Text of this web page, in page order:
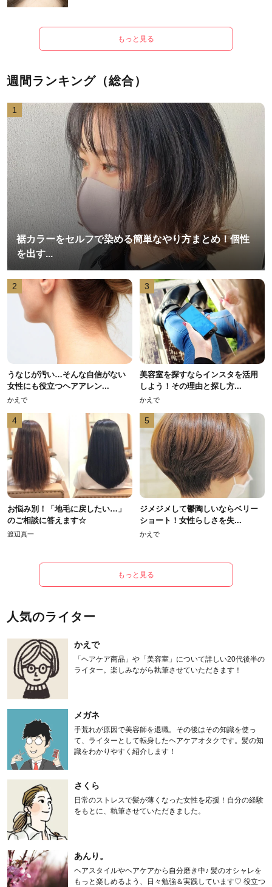
もっと見る
週間ランキング（総合）
1
裾カラーをセルフで染める簡単なやり方まとめ！個性
を出す...
2
うなじが汚い…そんな自信がない
女性にも役立つヘアアレン...
かえで
3
美容室を探すならインスタを活用
しよう！その理由と探し方...
かえで
4
お悩み別！「地毛に戻したい…」
のご相談に答えます☆
渡辺真一
5
ジメジメして鬱陶しいならベリー
ショート！女性らしさを失...
かえで
もっと見る
人気のライター
かえで
「ヘアケア商品」や「美容室」について詳しい20代後半の
ライター。楽しみながら執筆させていただきます！
メガネ
手荒れが原因で美容師を退職。その後はその知識を使っ
て、ライターとして転身したヘアケアオタクです。髪の知
識をわかりやすく紹介します！
さくら
日常のストレスで髪が薄くなった女性を応援！自分の経験
をもとに、執筆させていただきました。
あんり。
ヘアスタイルやヘアケアから自分磨き中♪ 髪のオシャレを
もっと楽しめるよう、日々勉強＆実践しています♡ 役立つ